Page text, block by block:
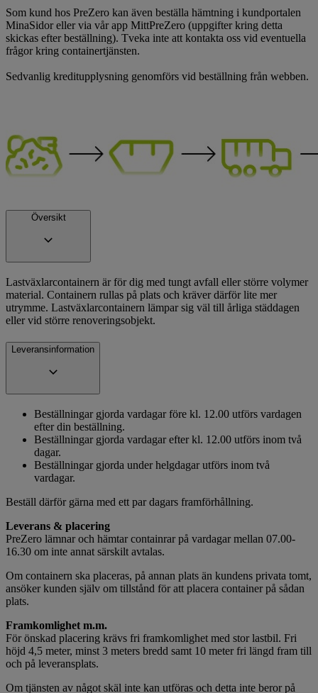
Som kund hos PreZero kan även beställa hämtning i kundportalen
MinaSidor eller via vår app MittPreZero (uppgifter kring detta
skickas efter beställning). Tveka inte att kontakta oss vid eventuella
frågor kring containertjänsten.
Sedvanlig kreditupplysning genomförs vid beställning från webben.
Översikt
Lastväxlarcontainern är för dig med tungt avfall eller större volymer
material. Containern rullas på plats och kräver därför lite mer
utrymme. Lastväxlarcontainern lämpar sig väl till årliga städdagen
eller vid större renoveringsobjekt.
Leveransinformation
Beställningar gjorda vardagar före kl. 12.00 utförs vardagen
efter din beställning.
Beställningar gjorda vardagar efter kl. 12.00 utförs inom två
dagar.
Beställningar gjorda under helgdagar utförs inom två
vardagar.
Beställ därför gärna med ett par dagars framförhållning.
Leverans & placering
PreZero lämnar och hämtar containrar på vardagar mellan 07.00-
16.30 om inte annat särskilt avtalas.
Om containern ska placeras, på annan plats än kundens privata tomt,
ansöker kunden själv om tillstånd för att placera container på sådan
plats.
Framkomlighet m.m.
För önskad placering krävs fri framkomlighet med stor lastbil. Fri
höjd 4,5 meter, minst 3 meters bredd samt 10 meter fri längd fram till
och på leveransplats.
Om tjänsten av något skäl inte kan utföras och detta inte beror på